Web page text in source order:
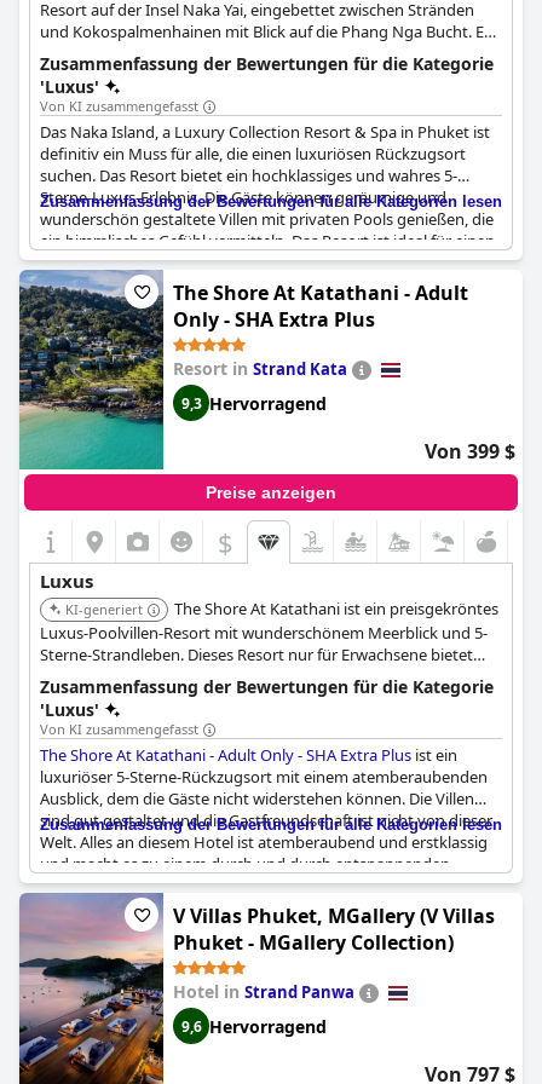
Resort auf der Insel Naka Yai, eingebettet zwischen Stränden
und Kokospalmenhainen mit Blick auf die Phang Nga Bucht. Es
bietet einen friedlichen und ruhigen Aufenthalt mit stilvoller
Einrichtung und modernen Annehmlichkeiten.
Zusammenfassung der Bewertungen für die Kategorie
'Luxus'
Von KI zusammengefasst
Das Naka Island, a Luxury Collection Resort & Spa in Phuket ist
definitiv ein Muss für alle, die einen luxuriösen Rückzugsort
suchen. Das Resort bietet ein hochklassiges und wahres 5-
Sterne-Luxus-Erlebnis. Die Gäste können geräumige und
wunderschön gestaltete Villen mit privaten Pools genießen, die
ein himmlisches Gefühl vermitteln. Das Resort ist ideal für einen
romantischen Ausflug oder einen Familienurlaub. Die liebliche
Insel, die spektakuläre Aussicht und die saubere, wunderbare
Umgebung sorgen dafür, dass Sie sich verwöhnt und entspannt
fühlen. Die Gäste waren beeindruckt von der Aufmerksamkeit
und den Details, die allem gewidmet wurden und es zu einem
einzigartigen und außergewöhnlichen Erlebnis machen. Das
Spa-Angebot ist zweifellos erstklassig und trägt zum Komfort
und zur Entspannung in diesem Luxusresort bei. Das Naka
Island, a Luxury Collection Resort & Spa, Phuket hat alle
Erwartungen übertroffen und den Komfort auf ein ganz neues
Niveau gehoben.
Zusammenfassung der Bewertungen für alle Kategorien lesen
The Shore At Katathani - Adult
Only - SHA Extra Plus
Resort in Strand Kata
9,3 Hervorragend
Von 399 $
Preise anzeigen
$
Luxus
KI-generiert
The Shore At Katathani ist ein preisgekröntes
Luxus-Poolvillen-Resort mit wunderschönem Meerblick und 5-
Sterne-Strandleben. Dieses Resort nur für Erwachsene bietet
eine intime Sammlung von privaten Poolvillen-Rückzugsorten,
die inmitten üppiger Gärten versteckt sind. Jede Villa verfügt
über einen privaten Infinity-Pool und eine atemberaubende
Aussicht auf den Ozean und den Strand Kata Noi.
Zusammenfassung der Bewertungen für die Kategorie
'Luxus'
Von KI zusammengefasst
The Shore At Katathani - Adult Only - SHA Extra Plus ist ein
luxuriöser 5-Sterne-Rückzugsort mit einem atemberaubenden
Ausblick, dem die Gäste nicht widerstehen können. Die Villen
sind gut gestaltet und die Gastfreundschaft ist nicht von dieser
Welt. Alles an diesem Hotel ist atemberaubend und erstklassig
und macht es zu einem durch und durch entspannenden
Resort. Die hochklassigen Villen sind ein wahres Luxusparadies,
in dem man sich ein bisschen teuren Luxus gönnen kann. Für
viele Gäste ist das Hotel ein wahrgewordener Traum, denn es ist
einer der schönsten Orte, an denen sie je waren, und
thailändischer Luxus vom Feinsten! Es ist ein wundervoller Ort
für einen luxuriösen, exotischen Urlaub mit sehr schönen
Resort-Einrichtungen in Bezug auf Sauberkeit, Sicherheit und
Personal. Obwohl das Resort ein bisschen teuer ist, ist es jeden
Cent wert, da es ein 7-Sterne-Hotel ist, das extremen Luxus
Zusammenfassung der Bewertungen für alle Kategorien lesen
V Villas Phuket, MGallery (V Villas
Phuket - MGallery Collection)
Hotel in Strand Panwa
9,6 Hervorragend
Von 797 $